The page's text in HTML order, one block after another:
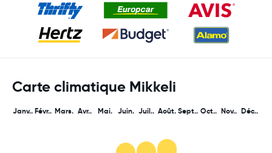
Carte climatique Mikkeli
Janv.. Févr.. Mars. Avr.. Mai. Juin. Juil.. Août. Sept.. Oct.. Nov.. Déc..